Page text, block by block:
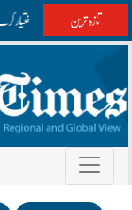
تازہ ترین امریکا